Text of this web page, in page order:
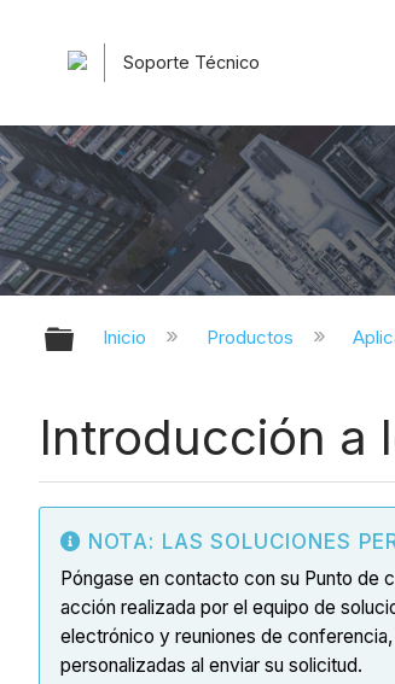
Soporte Técnico
Expandir/contraer
Inicio Productos
Introducción a
NOTA: LAS SOLUCIONES
Póngase en contacto con su Punto de
acción realizada por el equipo de
electrónico y reuniones de
personalizadas al enviar su solicitud.